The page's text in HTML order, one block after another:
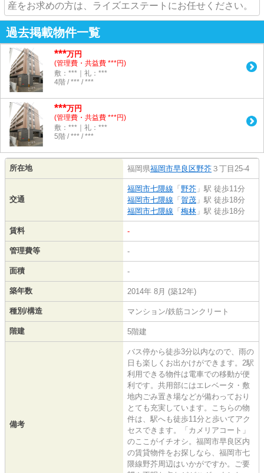
産をお求めの方は、ライズエステートにお任せください。
過去掲載物件一覧
***万円
(管理費・共益費 ***円)
敷：***｜礼：***
4階 / *** / ***
***万円
(管理費・共益費 ***円)
敷：***｜礼：***
5階 / *** / ***
所在地 福岡県福岡市早良区野芥 ３丁目25-4
交通
福岡市七隈線 「 野芥 」駅 徒歩11分
福岡市七隈線 「 賀茂 」駅 徒歩18分
福岡市七隈線 「 梅林 」駅 徒歩18分
賃料 -
管理費等 -
面積 -
築年数 2014年 8月 (築12年)
種別/構造 マンション/鉄筋コンクリート
階建 5階建
備考
バス停から徒歩3分以内なので、雨の
日も楽しくお出かけができます。2駅
利用できる物件は電車での移動が便
利です。共用部にはエレベータ・敷
地内ごみ置き場などが備わっており
とても充実しています。こちらの物
件は、駅へも徒歩11分と歩いてアク
セスできます。「カメリアコート」
のここがイチオシ。福岡市早良区内
の賃貸物件をお探しなら、福岡市七
隈線野芥周辺はいかがですか。ご要